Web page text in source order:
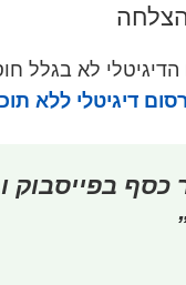
לא בגלל
כסף